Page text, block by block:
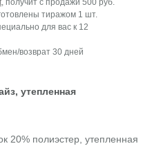
, получит с продажи 500 руб.
тиражом 1 шт.
для вас к 12
возврат 30 дней
утепленная
20% полиэстер, утепленная